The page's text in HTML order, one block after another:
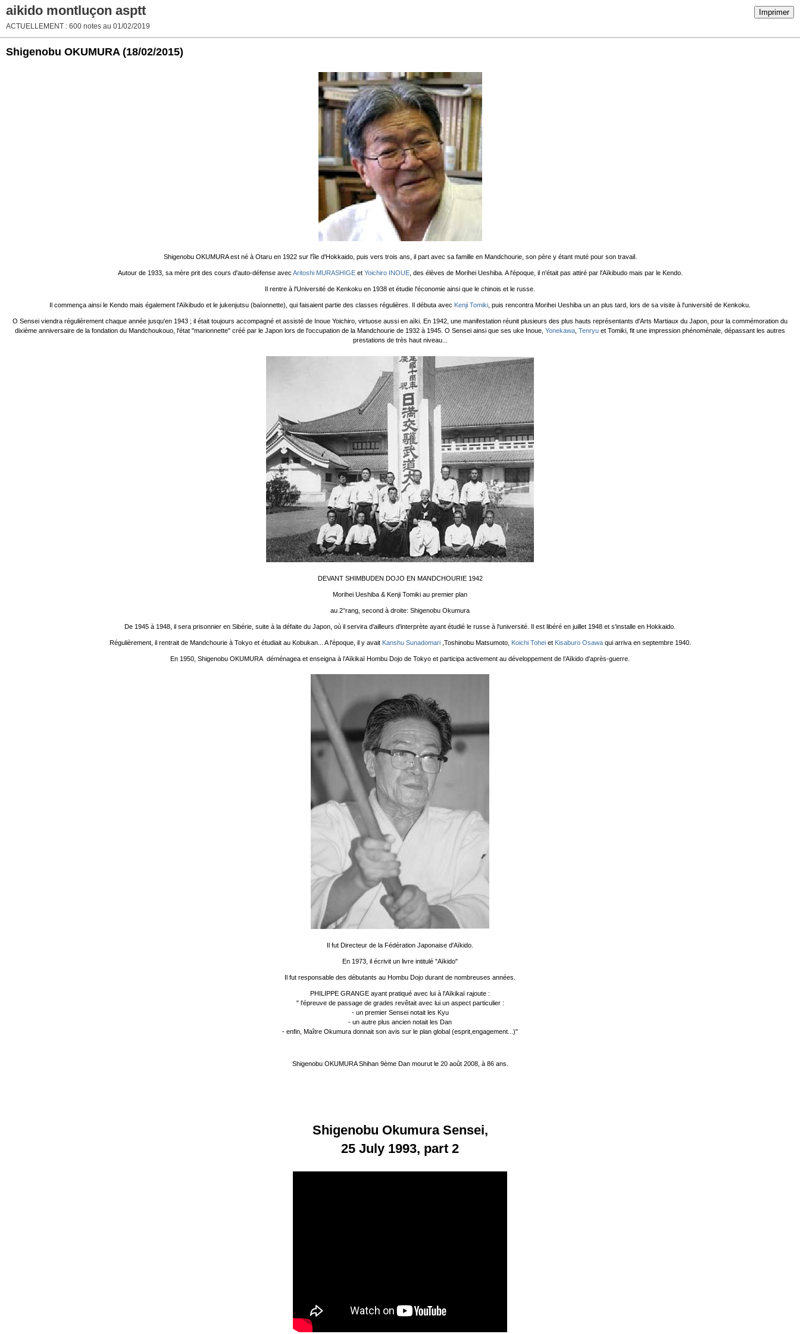
Imprimer
aikido montluçon asptt
ACTUELLEMENT : 600 notes au 01/02/2019
Shigenobu OKUMURA (18/02/2015)
Shigenobu OKUMURA est né à Otaru en 1922 sur l'île d'Hokkaido, puis vers trois ans, il part avec sa famille en Mandchourie, son père y étant muté pour son travail.
Autour de 1933, sa mère prit des cours d'auto-défense avec Aritoshi MURASHIGEet Yoichiro INOUE, des élèves de Morihei Ueshiba. A l'époque, il n'était pas attiré par l'Aïkibudo mais par le Kendo.
Il rentre à l'Université de Kenkoku en 1938 et étudie l'économie ainsi que le chinois et le russe.
Il commença ainsi le Kendo mais également l'Aïkibudo et le jukenjutsu (baïonnette), qui faisaient partie des classes régulières. Il débuta avec Kenji Tomiki , puis rencontra Morihei Ueshiba un an plus tard, lors de sa visite à l'université de Kenkoku.
O Sensei viendra régulièrement chaque année jusqu'en 1943 ; il était toujours accompagné et assisté de Inoue Yoichiro, virtuose aussi en aïki. En 1942, une manifestation réunit plusieurs des plus hauts représentants d'Arts Martiaux du Japon, pour la commémoration du
dixième anniversaire de la fondation du Mandchoukouo, l'état "marionnette" créé par le Japon lors de l'occupation de la Mandchourie de 1932 à 1945. O Sensei ainsi que ses uke Inoue, Yonekawa Tenryu et Tomiki, fit une impression phénoménale, dépassant les autres
prestations de très haut niveau...
DEVANT SHIMBUDEN DOJO EN MANDCHOURIE 1942
Morihei Ueshiba & Kenji Tomiki au premier plan
au 2°rang, second à droite: Shigenobu Okumura
De 1945 à 1948, il sera prisonnier en Sibérie, suite à la défaite du Japon, où il servira d'ailleurs d'interprète ayant étudié le russe à l'université. Il est libéré en juillet 1948 et s'installe en Hokkaido.
Régulièrement, il rentrait de Mandchourie à Tokyo et étudiait au Kobukan... A l'époque, il y avait Kanshu Sunadomari,Toshinobu Matsumoto, Koichi Toheiet Kisaburo Osawaqui arriva en septembre 1940.
En 1950, Shigenobu OKUMURA déménagea et enseigna à l’Aïkikaï Hombu Dojo de Tokyo et participa activement au développement de l’Aïkido d'après-guerre.
Il fut Directeur de la Fédération Japonaise d'Aïkido.
En 1973, il écrivit un livre intitulé "Aïkido"
Il fut responsable des débutants au Hombu Dojo durant de nombreuses années.
PHILIPPE GRANGE ayant pratiqué avec lui à l'Aïkikaï rajoute :
" l'épreuve de passage de grades revêtait avec lui un aspect particulier :
- un premier Sensei notait les Kyu
- un autre plus ancien notait les Dan
- enfin, Maître Okumura donnait son avis sur le plan global (esprit,engagement...)"
Shigenobu OKUMURA Shihan 9ème Dan mourut le 20 août 2008, à 86 ans.
Shigenobu Okumura Sensei,
25 July 1993, part 2